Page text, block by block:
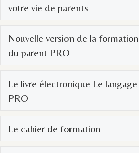
votre vie de parents
Nouvelle version de la
du parent PRO
Le livre électronique Le
PRO
Le cahier de formation